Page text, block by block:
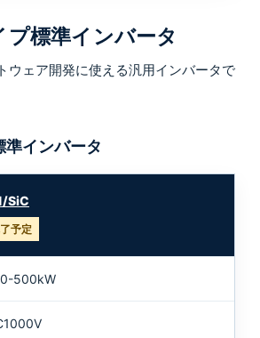
プ標準インバータ
ウェア開発に使える汎用インバータで
インバータ
SiC
予定
500kW